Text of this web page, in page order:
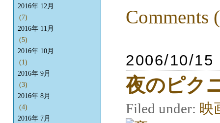
Comments
2006/10/15
夜のピク
Filed under: 映
2016年 12月
(7)
2016年 11月
(5)
2016年 10月
(1)
2016年 9月
(3)
2016年 8月
(4)
2016年 7月